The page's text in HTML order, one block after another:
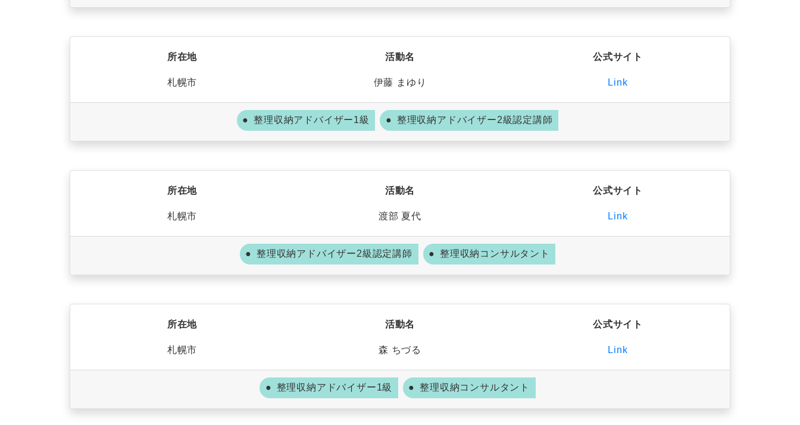
所在地
札幌市
活動名
伊藤 まゆり
公式サイト
Link
整理収納アドバイザー1級 整理収納アドバイザー2級認定講師
所在地
札幌市
活動名
渡部 夏代
公式サイト
Link
整理収納アドバイザー2級認定講師 整理収納コンサルタント
所在地
札幌市
活動名
森 ちづる
公式サイト
Link
整理収納アドバイザー1級 整理収納コンサルタント